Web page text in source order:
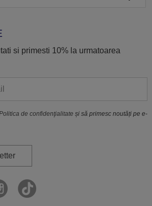
si primesti 10% la urmatoarea
de confidenţialitate și să primesc noutăți pe e-